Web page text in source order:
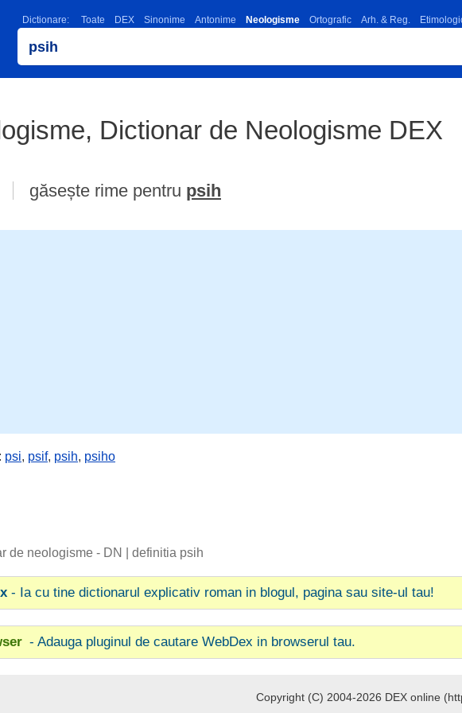
Dictionare: Toate DEX Sinonime Antonime Neologisme Ortografic Arh. & Reg.
Dictionar de Neologisme DEX
găsește rime pentru psih
psi, psif, psih, psiho
de neologisme - DN
definitia psih
- Ia cu tine dictionarul explicativ roman in blogul, pagina sau site-ul tau!
- Adauga pluginul de cautare WebDex in browserul tau.
Copyright (C) 2004-2026 DEX online